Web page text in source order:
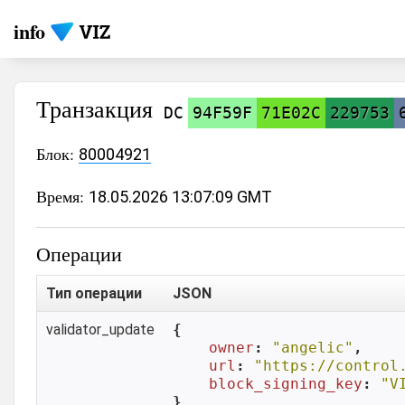
info
Транзакция DC 94F59F 71E02C 229753
Блок: 80004921
Время: 18.05.2026 13:07:09 GMT
Операции
Тип операции JSON
validator_update
{
owner : "angelic" ,
url :
"https://
block_signing_key :